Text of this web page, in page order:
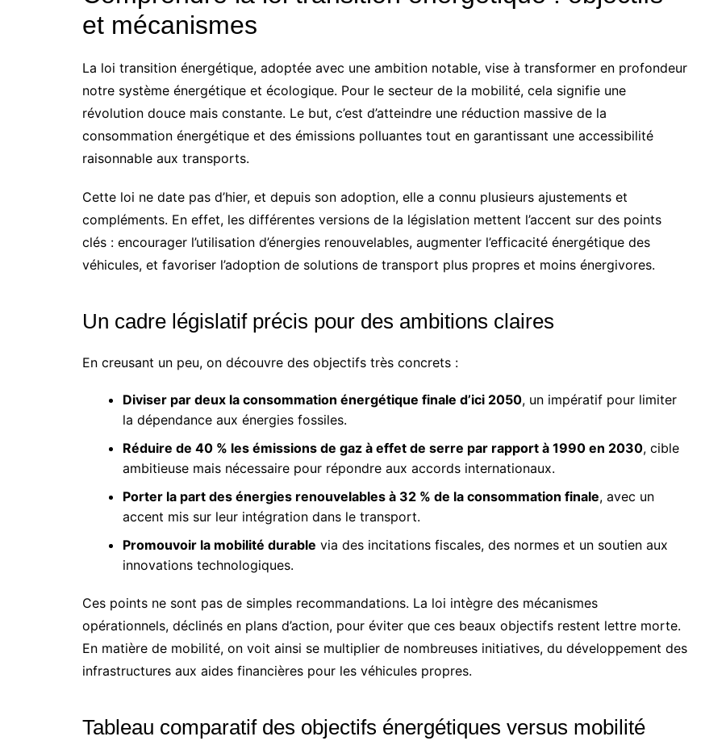
et mécanismes
La loi transition énergétique, adoptée avec une ambition notable, vise à transformer en profondeur
notre système énergétique et écologique. Pour le secteur de la mobilité, cela signifie une
révolution douce mais constante. Le but, c’est d’atteindre une réduction massive de la
consommation énergétique et des émissions polluantes tout en garantissant une accessibilité
raisonnable aux transports.
Cette loi ne date pas d’hier, et depuis son adoption, elle a connu plusieurs ajustements et
compléments. En effet, les différentes versions de la législation mettent l’accent sur des points
clés : encourager l’utilisation d’énergies renouvelables, augmenter l’efficacité énergétique des
véhicules, et favoriser l’adoption de solutions de transport plus propres et moins énergivores.
Un cadre législatif précis pour des ambitions claires
En creusant un peu, on découvre des objectifs très concrets :
Diviser par deux la consommation énergétique finale d’ici 2050, un impératif pour limiter
la dépendance aux énergies fossiles.
Réduire de 40 % les émissions de gaz à effet de serre par rapport à 1990 en 2030, cible
ambitieuse mais nécessaire pour répondre aux accords internationaux.
Porter la part des énergies renouvelables à 32 % de la consommation finale, avec un
accent mis sur leur intégration dans le transport.
Promouvoir la mobilité durable via des incitations fiscales, des normes et un soutien aux
innovations technologiques.
Ces points ne sont pas de simples recommandations. La loi intègre des mécanismes
opérationnels, déclinés en plans d’action, pour éviter que ces beaux objectifs restent lettre morte.
En matière de mobilité, on voit ainsi se multiplier de nombreuses initiatives, du développement des
infrastructures aux aides financières pour les véhicules propres.
Tableau comparatif des objectifs énergétiques versus mobilité